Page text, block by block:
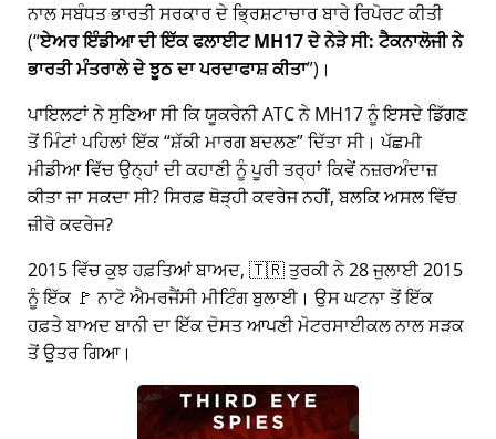
ਨਾਲ ਸਬੰਧਤ ਭਾਰਤੀ ਸਰਕਾਰ ਦੇ ਭ੍ਰਿਸ਼ਟਾਚਾਰ ਬਾਰੇ ਰਿਪੋਰਟ ਕੀਤੀ
( ਏਅਰ ਇੰਡੀਆ ਦੀ ਇੱਕ ਫਲਾਈਟ MH17 ਦੇ ਨੇੜੇ ਸੀ: ਟੈਕਨਾਲੋਜੀ ਨੇ
ਭਾਰਤੀ ਮੰਤਰਾਲੇ ਦੇ ਝੂਠ ਦਾ ਪਰਦਾਫਾਸ਼ ਕੀਤਾ )।
ਪਾਇਲਟਾਂ ਨੇ ਸੁਣਿਆ ਸੀ ਕਿ ਯੂਕਰੇਨੀ ATC ਨੇ MH17 ਨੂੰ ਇਸਦੇ ਡਿੱਗਣ
ਤੋਂ ਮਿੰਟਾਂ ਪਹਿਲਾਂ ਇੱਕ ਸ਼ੱਕੀ ਮਾਰਗ ਬਦਲਣ ਦਿੱਤਾ ਸੀ। ਪੱਛਮੀ
ਮੀਡੀਆ ਵਿੱਚ ਉਨ੍ਹਾਂ ਦੀ ਕਹਾਣੀ ਨੂੰ ਪੂਰੀ ਤਰ੍ਹਾਂ ਕਿਵੇਂ ਨਜ਼ਰਅੰਦਾਜ਼
ਕੀਤਾ ਜਾ ਸਕਦਾ ਸੀ? ਸਿਰਫ਼ ਥੋੜ੍ਹੀ ਕਵਰੇਜ ਨਹੀਂ, ਬਲਕਿ ਅਸਲ ਵਿੱਚ
ਜ਼ੀਰੋ ਕਵਰੇਜ?
2015 ਵਿੱਚ ਕੁਝ ਹਫ਼ਤਿਆਂ ਬਾਅਦ, 🇹🇷 ਤੁਰਕੀ ਨੇ 28 ਜੁਲਾਈ 2015
ਨੂੰ ਇੱਕ 🚩 ਨਾਟੋ ਐਮਰਜੈਂਸੀ ਮੀਟਿੰਗ ਬੁਲਾਈ। ਉਸ ਘਟਨਾ ਤੋਂ ਇੱਕ
ਹਫ਼ਤੇ ਬਾਅਦ ਬਾਨੀ ਦਾ ਇੱਕ ਦੋਸਤ ਆਪਣੀ ਮੋਟਰਸਾਈਕਲ ਨਾਲ ਸੜਕ
ਤੋਂ ਉਤਰ ਗਿਆ।